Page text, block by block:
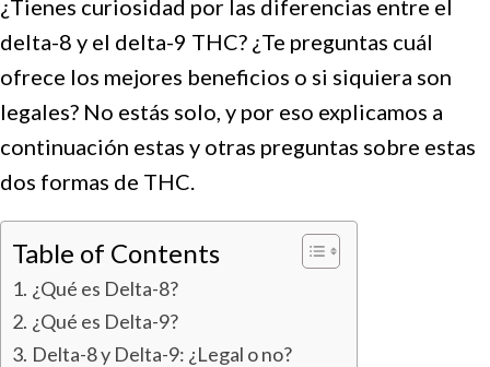
¿Tienes curiosidad por las diferencias entre el
delta-8 y el delta-9 THC? ¿Te preguntas cuál
ofrece los mejores beneficios o si siquiera son
legales? No estás solo, y por eso explicamos a
continuación estas y otras preguntas sobre estas
dos formas de THC.
Table of Contents
¿Qué es Delta-8?
¿Qué es Delta-9?
Delta-8 y Delta-9: ¿Legal o no?